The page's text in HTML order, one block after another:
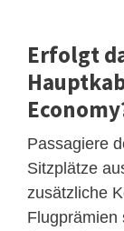
Erfolgt
Passagiere
Sitzplätze
zusätzliche
Flugprämien